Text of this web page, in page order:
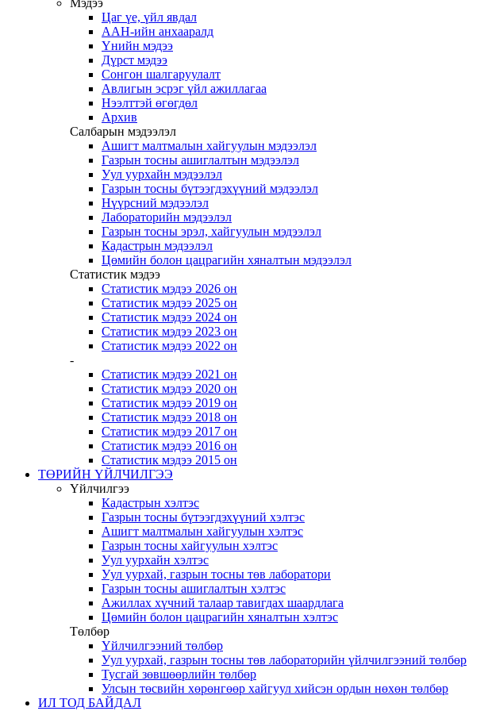
Мэдээ
Цаг үе, үйл явдал
ААН-ийн анхааралд
Үнийн мэдээ
Дүрст мэдээ
Сонгон шалгаруулалт
Авлигын эсрэг үйл ажиллагаа
Нээлттэй өгөгдөл
Архив
Салбарын мэдээлэл
Ашигт малтмалын хайгуулын мэдээлэл
Газрын тосны ашиглалтын мэдээлэл
Уул уурхайн мэдээлэл
Газрын тосны бүтээгдэхүүний мэдээлэл
Нүүрсний мэдээлэл
Лабораторийн мэдээлэл
Газрын тосны эрэл, хайгуулын мэдээлэл
Кадастрын мэдээлэл
Цөмийн болон цацрагийн хяналтын мэдээлэл
Статистик мэдээ
Статистик мэдээ 2026 он
Статистик мэдээ 2025 он
Статистик мэдээ 2024 он
Статистик мэдээ 2023 он
Статистик мэдээ 2022 он
-
Статистик мэдээ 2021 он
Статистик мэдээ 2020 он
Статистик мэдээ 2019 он
Статистик мэдээ 2018 он
Статистик мэдээ 2017 он
Статистик мэдээ 2016 он
Статистик мэдээ 2015 он
ТӨРИЙН ҮЙЛЧИЛГЭЭ
Үйлчилгээ
Кадастрын хэлтэс
Газрын тосны бүтээгдэхүүний хэлтэс
Ашигт малтмалын хайгуулын хэлтэс
Газрын тосны хайгуулын хэлтэс
Уул уурхайн хэлтэс
Уул уурхай, газрын тосны төв лаборатори
Газрын тосны ашиглалтын хэлтэс
Ажиллах хүчний талаар тавигдах шаардлага
Цөмийн болон цацрагийн хяналтын хэлтэс
Төлбөр
Үйлчилгээний төлбөр
Уул уурхай, газрын тосны төв лабораторийн үйлчилгээний төлбөр
Тусгай зөвшөөрлийн төлбөр
Улсын төсвийн хөрөнгөөр хайгуул хийсэн ордын нөхөн төлбөр
ИЛ ТОД БАЙДАЛ